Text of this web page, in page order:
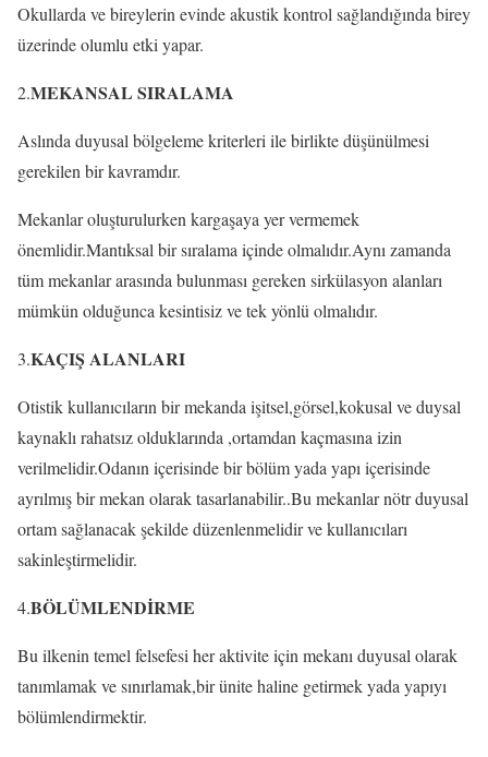
Okullarda ve bireylerin evinde akustik kontrol sağlandığında birey
üzerinde olumlu etki yapar.
2.MEKANSAL SIRALAMA
Aslında duyusal bölgeleme kriterleri ile birlikte düşünülmesi
gerekilen bir kavramdır.
Mekanlar oluşturulurken kargaşaya yer vermemek
önemlidir.Mantıksal bir sıralama içinde olmalıdır.Aynı zamanda
tüm mekanlar arasında bulunması gereken sirkülasyon alanları
mümkün olduğunca kesintisiz ve tek yönlü olmalıdır.
3.KAÇIŞ ALANLARI
Otistik kullanıcıların bir mekanda işitsel,görsel,kokusal ve duysal
kaynaklı rahatsız olduklarında ,ortamdan kaçmasına izin
verilmelidir.Odanın içerisinde bir bölüm yada yapı içerisinde
ayrılmış bir mekan olarak tasarlanabilir..Bu mekanlar nötr duyusal
ortam sağlanacak şekilde düzenlenmelidir ve kullanıcıları
sakinleştirmelidir.
4.BÖLÜMLENDİRME
Bu ilkenin temel felsefesi her aktivite için mekanı duyusal olarak
tanımlamak ve sınırlamak,bir ünite haline getirmek yada yapıyı
bölümlendirmektir.